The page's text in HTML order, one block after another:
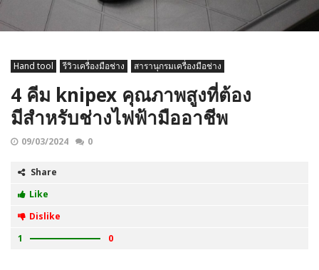
Hand tool รีวิวเครื่องมือช่าง สารานุกรมเครื่องมือช่าง
4 คีม knipex คุณภาพสูงที่ต้อง
มีสำหรับช่างไฟฟ้ามืออาชีพ
09/03/2024 0
Share
Like
Dislike
1
0